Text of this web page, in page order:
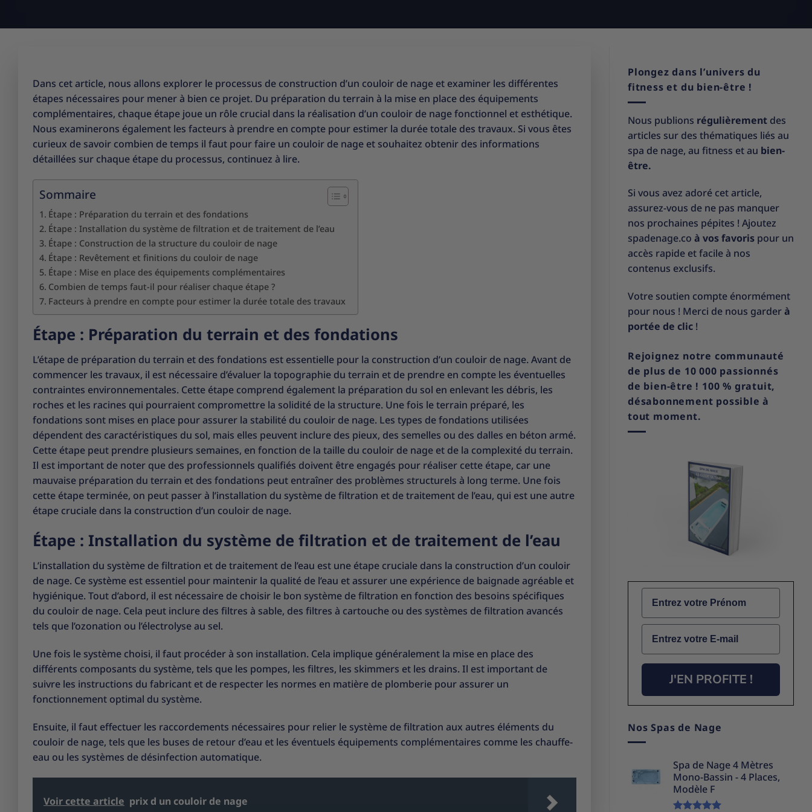
Dans cet article, nous allons explorer le processus de construction d’un couloir de nage et examiner les différentes
étapes nécessaires pour mener à bien ce projet. Du préparation du terrain à la mise en place des équipements
complémentaires, chaque étape joue un rôle crucial dans la réalisation d’un couloir de nage fonctionnel et esthétique.
Nous examinerons également les facteurs à prendre en compte pour estimer la durée totale des travaux. Si vous êtes
curieux de savoir combien de temps il faut pour faire un couloir de nage et souhaitez obtenir des informations
détaillées sur chaque étape du processus, continuez à lire.
Sommaire
Étape : Préparation du terrain et des fondations
Étape : Installation du système de filtration et de traitement de l’eau
Étape : Construction de la structure du couloir de nage
Étape : Revêtement et finitions du couloir de nage
Étape : Mise en place des équipements complémentaires
Combien de temps faut-il pour réaliser chaque étape ?
Facteurs à prendre en compte pour estimer la durée totale des travaux
Étape : Préparation du terrain et des fondations
L’étape de préparation du terrain et des fondations est essentielle pour la construction d’un couloir de nage. Avant de
commencer les travaux, il est nécessaire d’évaluer la topographie du terrain et de prendre en compte les éventuelles
contraintes environnementales. Cette étape comprend également la préparation du sol en enlevant les débris, les
roches et les racines qui pourraient compromettre la solidité de la structure. Une fois le terrain préparé, les
fondations sont mises en place pour assurer la stabilité du couloir de nage. Les types de fondations utilisées
dépendent des caractéristiques du sol, mais elles peuvent inclure des pieux, des semelles ou des dalles en béton armé.
Cette étape peut prendre plusieurs semaines, en fonction de la taille du couloir de nage et de la complexité du terrain.
Il est important de noter que des professionnels qualifiés doivent être engagés pour réaliser cette étape, car une
mauvaise préparation du terrain et des fondations peut entraîner des problèmes structurels à long terme. Une fois
cette étape terminée, on peut passer à l’installation du système de filtration et de traitement de l’eau, qui est une autre
étape cruciale dans la construction d’un couloir de nage.
Étape : Installation du système de filtration et de traitement de l’eau
L’installation du système de filtration et de traitement de l’eau est une étape cruciale dans la construction d’un couloir
de nage. Ce système est essentiel pour maintenir la qualité de l’eau et assurer une expérience de baignade agréable et
hygiénique. Tout d’abord, il est nécessaire de choisir le bon système de filtration en fonction des besoins spécifiques
du couloir de nage. Cela peut inclure des filtres à sable, des filtres à cartouche ou des systèmes de filtration avancés
tels que l’ozonation ou l’électrolyse au sel.
Une fois le système choisi, il faut procéder à son installation. Cela implique généralement la mise en place des
différents composants du système, tels que les pompes, les filtres, les skimmers et les drains. Il est important de
suivre les instructions du fabricant et de respecter les normes en matière de plomberie pour assurer un
fonctionnement optimal du système.
Ensuite, il faut effectuer les raccordements nécessaires pour relier le système de filtration aux autres éléments du
couloir de nage, tels que les buses de retour d’eau et les éventuels équipements complémentaires comme les chauffe-
eau ou les systèmes de désinfection automatique.
Voir cette article prix d un couloir de nage
Plongez dans l’univers du
fitness et du bien-être !
Nous publions régulièrement des
articles sur des thématiques liés au
spa de nage, au fitness et au bien-
être.
Si vous avez adoré cet article,
assurez-vous de ne pas manquer
nos prochaines pépites ! Ajoutez
spadenage.co à vos favoris pour un
accès rapide et facile à nos
contenus exclusifs.
Votre soutien compte énormément
pour nous ! Merci de nous garderà
portée de clic !
Rejoignez notre communauté
de plus de 10 000 passionnés
de bien-être ! 100 % gratuit,
désabonnement possible à
tout moment.
Name
Email
J'EN PROFITE !
Nos Spas de Nage
Spa de Nage 4 Mètres
Mono-Bassin - 4 Places,
Modèle F